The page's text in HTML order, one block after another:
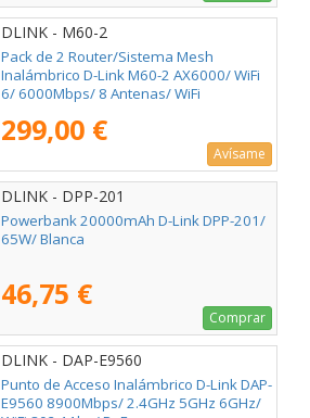
DLINK - M60-2
Pack de 2 Router/Sistema Mesh
Inalámbrico D-Link M60-2 AX6000/ WiFi
6/ 6000Mbps/ 8 Antenas/ WiFi
299,00 €
Avísame
DLINK - DPP-201
Powerbank 20000mAh D-Link DPP-201/
65W/ Blanca
46,75 €
Comprar
DLINK - DAP-E9560
Punto de Acceso Inalámbrico D-Link DAP-
E9560 8900Mbps/ 2.4GHz 5GHz 6GHz/